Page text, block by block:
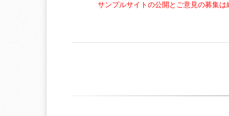
サンプルサイトの公開とご意見の募集